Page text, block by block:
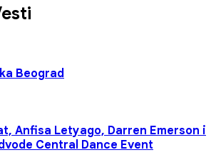
Beograd
Anfisa Letyago, Darren Emerson i
Central Dance Event